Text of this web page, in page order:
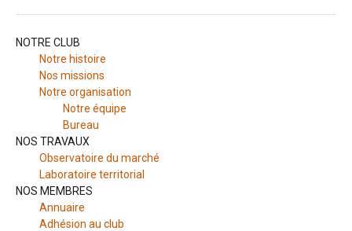
NOTRE CLUB
Notre histoire
Nos missions
Notre organisation
Notre équipe
Bureau
NOS TRAVAUX
Observatoire du marché
Laboratoire territorial
NOS MEMBRES
Annuaire
Adhésion au club